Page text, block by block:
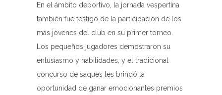
En el ámbito deportivo, la jornada vespertina
también fue testigo de la participación de los
más jóvenes del club en su primer torneo.
Los pequeños jugadores demostraron su
entusiasmo y habilidades, y el tradicional
concurso de saques les brindó la
oportunidad de ganar emocionantes premios